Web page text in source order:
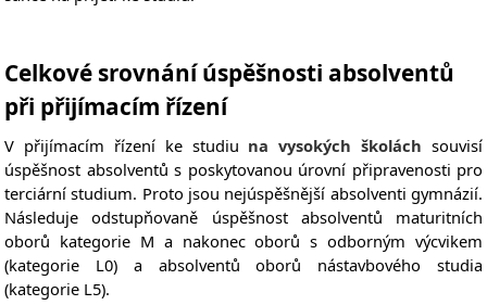
Celkové srovnání úspěšnosti absolventů
při přijímacím řízení
V přijímacím řízení ke studiu na vysokých školách souvisí
úspěšnost absolventů s poskytovanou úrovní připravenosti pro
terciární studium. Proto jsou nejúspěšnější absolventi gymnázií.
Následuje odstupňovaně úspěšnost absolventů maturitních
oborů kategorie M a nakonec oborů s odborným výcvikem
(kategorie L0) a absolventů oborů nástavbového studia
(kategorie L5).